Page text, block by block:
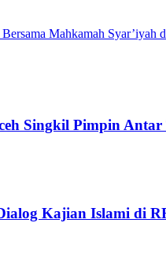
Mahkamah Syar’iyah
Singkil Pimpin
Kajian Islami di